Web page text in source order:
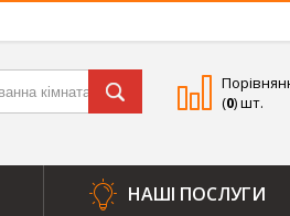
(0) шт.
НАШІ ПОСЛУГИ